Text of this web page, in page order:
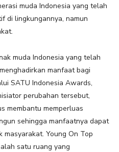
muda Indonesia yang telah
di lingkungannya, namun
muda Indonesia yang telah
manfaat bagi
SATU Indonesia Awards,
perubahan tersebut,
membantu memperluas
sehingga manfaatnya dapat
masyarakat. Young On Top
satu ruang yang